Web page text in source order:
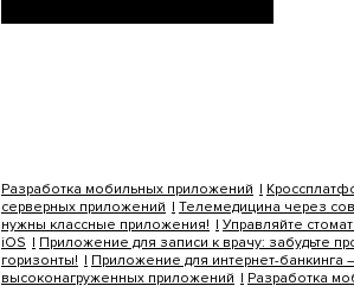
Разработка мобильных приложений
серверных приложений
Телемедицина через
нужны классные приложения!
Управляйте
iOS
Приложение для записи к врачу: забудьте
горизонты!
Приложение для интернет-банкинга
высоконагруженных приложений
Разработка